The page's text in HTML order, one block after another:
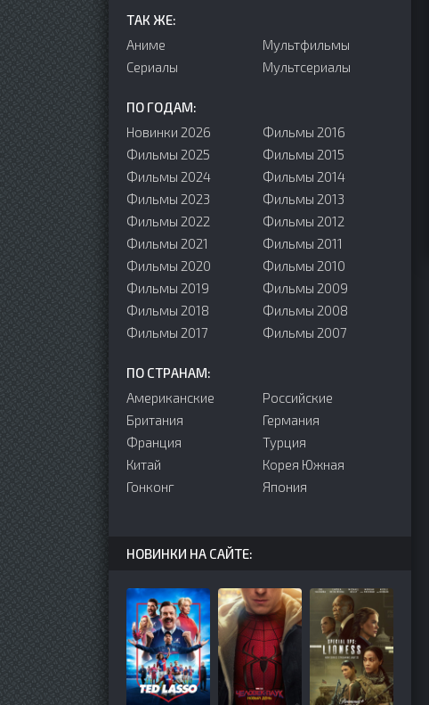
ТАК ЖЕ:
Аниме
Сериалы
Мультфильмы
Мультсериалы
ПО ГОДАМ:
Новинки 2026
Фильмы 2025
Фильмы 2024
Фильмы 2023
Фильмы 2022
Фильмы 2021
Фильмы 2020
Фильмы 2019
Фильмы 2018
Фильмы 2017
Фильмы 2016
Фильмы 2015
Фильмы 2014
Фильмы 2013
Фильмы 2012
Фильмы 2011
Фильмы 2010
Фильмы 2009
Фильмы 2008
Фильмы 2007
ПО СТРАНАМ:
Американские
Британия
Франция
Китай
Гонконг
Российские
Германия
Турция
Корея Южная
Япония
НОВИНКИ НА САЙТЕ: